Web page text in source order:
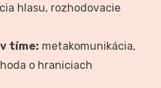
hlasu, rozhodovacie
tíme: metakomunikácia,
o hraniciach